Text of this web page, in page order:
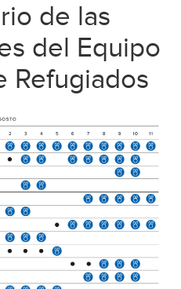
de las
del Equipo
Refugiados